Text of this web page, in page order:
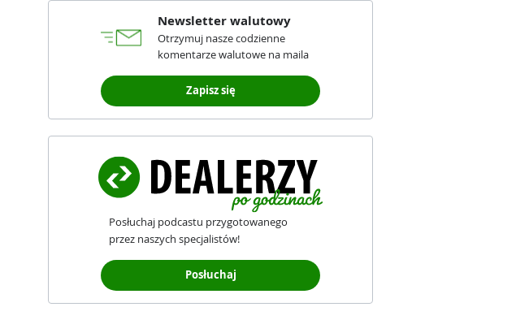
Newsletter walutowy
Otrzymuj nasze codzienne
komentarze walutowe na maila
Zapisz się
Posłuchaj podcastu przygotowanego
przez naszych specjalistów!
Posłuchaj